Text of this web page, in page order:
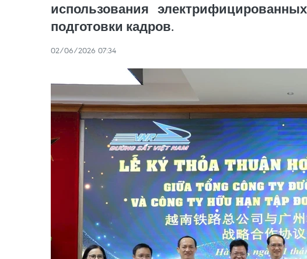
использования
подготовки кадров.
02/06/2026 07:34